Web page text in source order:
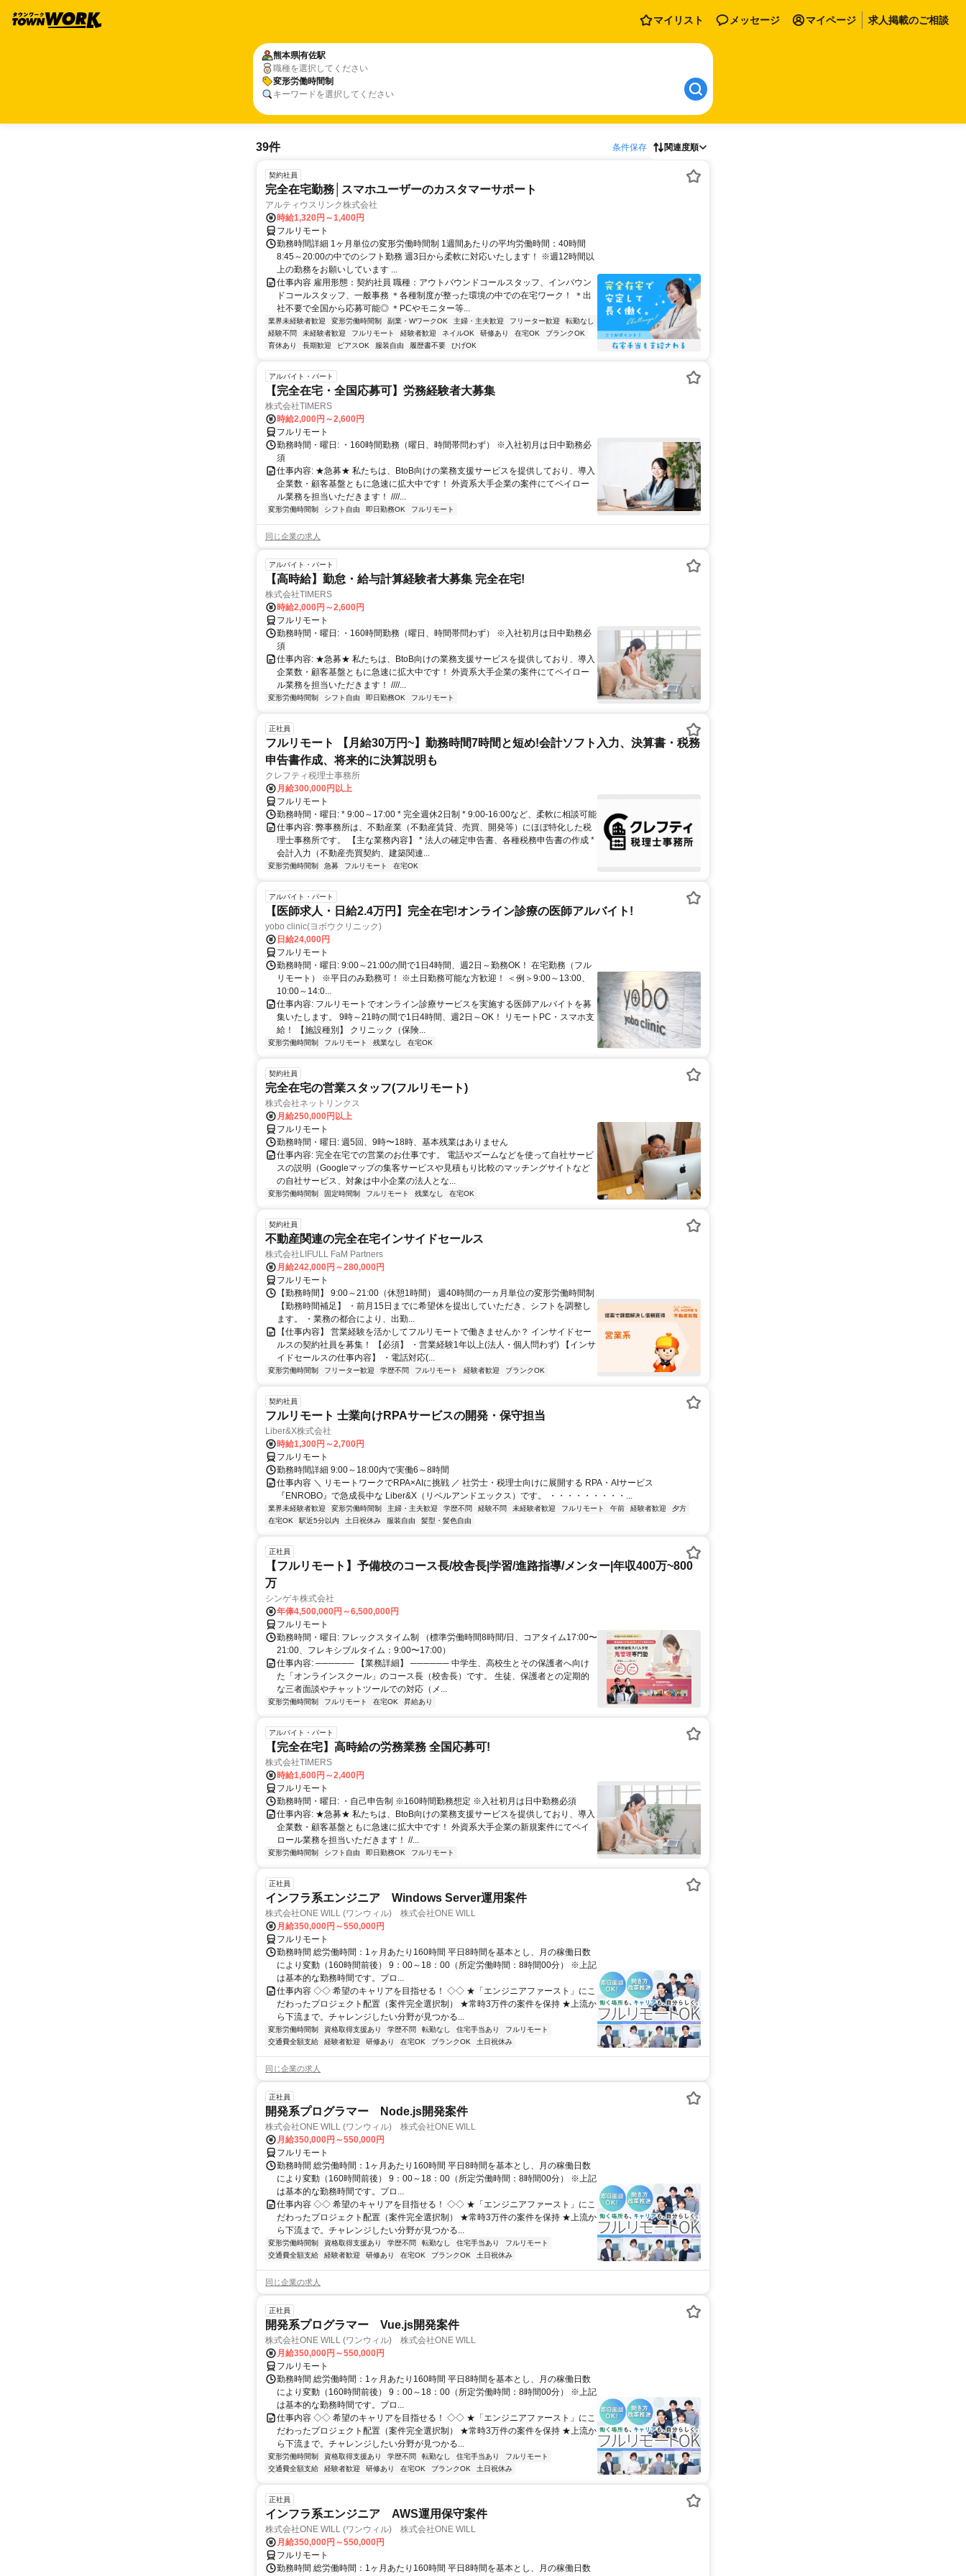
マイリスト メッセージ マイページ 求人掲載のご相談
熊本県有佐駅
職種を選択してください
変形労働時間制
キーワードを選択してください
39件 条件保存 関連度順
契約社員
完全在宅勤務│スマホユーザーのカスタマーサポート
アルティウスリンク株式会社
時給1,320円～1,400円
フルリモート
勤務時間詳細 1ヶ月単位の変形労働時間制 1週間あたりの平均労働時間：40時間
8:45～20:00の中でのシフト勤務 週3日から柔軟に対応いたします！ ※週12時間以
上の勤務をお願いしています ...
仕事内容 雇用形態：契約社員 職種：アウトバウンドコールスタッフ、インバウン
ドコールスタッフ、一般事務 ＊各種制度が整った環境の中での在宅ワーク！ ＊出
社不要で全国から応募可能◎ ＊PCやモニター等...
業界未経験者歓迎 変形労働時間制 副業・WワークOK 主婦・主夫歓迎 フリーター歓迎
転勤なし
経験不問
未経験者歓迎 フルリモート 経験者歓迎 ネイルOK 研修あり 在宅OK
ブランクOK
育休あり
長期歓迎 ピアスOK 服装自由 履歴書不要 ひげOK
アルバイト・パート
【完全在宅・全国応募可】労務経験者大募集
株式会社TIMERS
時給2,000円～2,600円
フルリモート
勤務時間・曜日: ・160時間勤務（曜日、時間帯問わず） ※入社初月は日中勤務必
須
仕事内容: ★急募★ 私たちは、BtoB向けの業務支援サービスを提供しており、導入
企業数・顧客基盤ともに急速に拡大中です！ 外資系大手企業の案件にてペイロー
ル業務を担当いただきます！ ////...
変形労働時間制 シフト自由 即日勤務OK フルリモート
同じ企業の求人
アルバイト・パート
【高時給】勤怠・給与計算経験者大募集 完全在宅!
株式会社TIMERS
時給2,000円～2,600円
フルリモート
勤務時間・曜日: ・160時間勤務（曜日、時間帯問わず） ※入社初月は日中勤務必
須
仕事内容: ★急募★ 私たちは、BtoB向けの業務支援サービスを提供しており、導入
企業数・顧客基盤ともに急速に拡大中です！ 外資系大手企業の案件にてペイロー
ル業務を担当いただきます！ ////...
変形労働時間制 シフト自由 即日勤務OK フルリモート
正社員
フルリモート 【月給30万円~】勤務時間7時間と短め!会計ソフト入力、決算書・税務
申告書作成、将来的に決算説明も
クレフティ税理士事務所
月給300,000円以上
フルリモート
勤務時間・曜日: * 9:00～17:00 * 完全週休2日制 * 9:00-16:00など、柔軟に相談可能
仕事内容: 弊事務所は、不動産業（不動産賃貸、売買、開発等）にほぼ特化した税
理士事務所です。 【主な業務内容】 * 法人の確定申告書、各種税務申告書の作成 *
会計入力（不動産売買契約、建築関連...
変形労働時間制 急募 フルリモート 在宅OK
アルバイト・パート
【医師求人・日給2.4万円】完全在宅!オンライン診療の医師アルバイト!
yobo clinic(ヨボウクリニック)
日給24,000円
フルリモート
勤務時間・曜日: 9:00～21:00の間で1日4時間、週2日～勤務OK！ 在宅勤務（フル
リモート） ※平日のみ勤務可！ ※土日勤務可能な方歓迎！ ＜例＞9:00～13:00、
10:00～14:0...
仕事内容: フルリモートでオンライン診療サービスを実施する医師アルバイトを募
集いたします。 9時～21時の間で1日4時間、週2日～OK！ リモートPC・スマホ支
給！ 【施設種別】 クリニック（保険...
変形労働時間制 フルリモート 残業なし 在宅OK
契約社員
完全在宅の営業スタッフ(フルリモート)
株式会社ネットリンクス
月給250,000円以上
フルリモート
勤務時間・曜日: 週5回、9時〜18時、基本残業はありません
仕事内容: 完全在宅での営業のお仕事です。 電話やズームなどを使って自社サービ
スの説明（Googleマップの集客サービスや見積もり比較のマッチングサイトなど
の自社サービス、対象は中小企業の法人とな...
変形労働時間制 固定時間制 フルリモート 残業なし 在宅OK
契約社員
不動産関連の完全在宅インサイドセールス
株式会社LIFULL FaM Partners
月給242,000円～280,000円
フルリモート
【勤務時間】 9:00～21:00（休憩1時間） 週40時間の一ヵ月単位の変形労働時間制
【勤務時間補足】 ・前月15日までに希望休を提出していただき、シフトを調整し
ます。 ・業務の都合により、出勤...
【仕事内容】 営業経験を活かしてフルリモートで働きませんか？ インサイドセー
ルスの契約社員を募集！ 【必須】 ・営業経験1年以上(法人・個人問わず) 【インサ
イドセールスの仕事内容】 ・電話対応(...
変形労働時間制 フリーター歓迎 学歴不問 フルリモート 経験者歓迎 ブランクOK
契約社員
フルリモート 士業向けRPAサービスの開発・保守担当
Liber&X株式会社
時給1,300円～2,700円
フルリモート
勤務時間詳細 9:00～18:00内で実働6～8時間
仕事内容 ＼ リモートワークでRPA×AIに挑戦 ／ 社労士・税理士向けに展開する RPA・AIサービス
『ENROBO』で急成長中な Liber&X（リベルアンドエックス）です。 ・・・・・・・・・...
業界未経験者歓迎 変形労働時間制 主婦・主夫歓迎 学歴不問 経験不問 未経験者歓迎 フルリモート 午前 経験者歓迎
夕方
在宅OK
駅近5分以内 土日祝休み 服装自由 髪型・髪色自由
正社員
【フルリモート】予備校のコース長/校舎長|学習/進路指導/メンター|年収400万~800
万
シンゲキ株式会社
年俸4,500,000円～6,500,000円
フルリモート
勤務時間・曜日: フレックスタイム制 （標準労働時間8時間/日、コアタイム17:00〜
21:00、フレキシブルタイム：9:00〜17:00）
仕事内容: ────── 【業務詳細】 ────── 中学生、高校生とその保護者へ向け
た「オンラインスクール」のコース長（校舎長）です。 生徒、保護者との定期的
な三者面談やチャットツールでの対応（メ...
変形労働時間制 フルリモート 在宅OK 昇給あり
アルバイト・パート
【完全在宅】高時給の労務業務 全国応募可!
株式会社TIMERS
時給1,600円～2,400円
フルリモート
勤務時間・曜日: ・自己申告制 ※160時間勤務想定 ※入社初月は日中勤務必須
仕事内容: ★急募★ 私たちは、BtoB向けの業務支援サービスを提供しており、導入
企業数・顧客基盤ともに急速に拡大中です！ 外資系大手企業の新規案件にてペイ
ロール業務を担当いただきます！ //...
変形労働時間制 シフト自由 即日勤務OK フルリモート
正社員
インフラ系エンジニア Windows Server運用案件
株式会社ONE WILL (ワンウィル) 株式会社ONE WILL
月給350,000円～550,000円
フルリモート
勤務時間 総労働時間：1ヶ月あたり160時間 平日8時間を基本とし、月の稼働日数
により変動（160時間前後） 9：00～18：00（所定労働時間：8時間00分） ※上記
は基本的な勤務時間です。プロ...
仕事内容 ◇◇ 希望のキャリアを目指せる！ ◇◇ ★「エンジニアファースト」にこ
だわったプロジェクト配置（案件完全選択制） ★常時3万件の案件を保持 ★上流か
ら下流まで。チャレンジしたい分野が見つかる...
変形労働時間制 資格取得支援あり 学歴不問 転勤なし 住宅手当あり
フルリモート
交通費全額支給
経験者歓迎 研修あり 在宅OK ブランクOK 土日祝休み
同じ企業の求人
正社員
開発系プログラマー Node.js開発案件
株式会社ONE WILL (ワンウィル) 株式会社ONE WILL
月給350,000円～550,000円
フルリモート
勤務時間 総労働時間：1ヶ月あたり160時間 平日8時間を基本とし、月の稼働日数
により変動（160時間前後） 9：00～18：00（所定労働時間：8時間00分） ※上記
は基本的な勤務時間です。プロ...
仕事内容 ◇◇ 希望のキャリアを目指せる！ ◇◇ ★「エンジニアファースト」にこ
だわったプロジェクト配置（案件完全選択制） ★常時3万件の案件を保持 ★上流か
ら下流まで。チャレンジしたい分野が見つかる...
変形労働時間制 資格取得支援あり 学歴不問 転勤なし 住宅手当あり
フルリモート
交通費全額支給
経験者歓迎 研修あり 在宅OK ブランクOK 土日祝休み
同じ企業の求人
正社員
開発系プログラマー Vue.js開発案件
株式会社ONE WILL (ワンウィル) 株式会社ONE WILL
月給350,000円～550,000円
フルリモート
勤務時間 総労働時間：1ヶ月あたり160時間 平日8時間を基本とし、月の稼働日数
により変動（160時間前後） 9：00～18：00（所定労働時間：8時間00分） ※上記
は基本的な勤務時間です。プロ...
仕事内容 ◇◇ 希望のキャリアを目指せる！ ◇◇ ★「エンジニアファースト」にこ
だわったプロジェクト配置（案件完全選択制） ★常時3万件の案件を保持 ★上流か
ら下流まで。チャレンジしたい分野が見つかる...
変形労働時間制 資格取得支援あり 学歴不問 転勤なし 住宅手当あり
フルリモート
交通費全額支給
経験者歓迎 研修あり 在宅OK ブランクOK 土日祝休み
正社員
インフラ系エンジニア AWS運用保守案件
株式会社ONE WILL (ワンウィル) 株式会社ONE WILL
月給350,000円～550,000円
フルリモート
勤務時間 総労働時間：1ヶ月あたり160時間 平日8時間を基本とし、月の稼働日数